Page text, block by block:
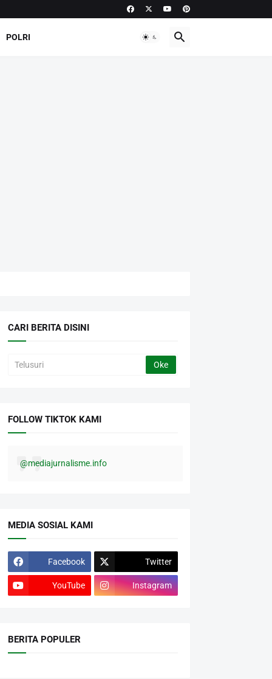
POLRI
CARI BERITA DISINI
FOLLOW TIKTOK KAMI
@mediajurnalisme.info
MEDIA SOSIAL KAMI
Facebook Twitter
YouTube Instagram
BERITA POPULER